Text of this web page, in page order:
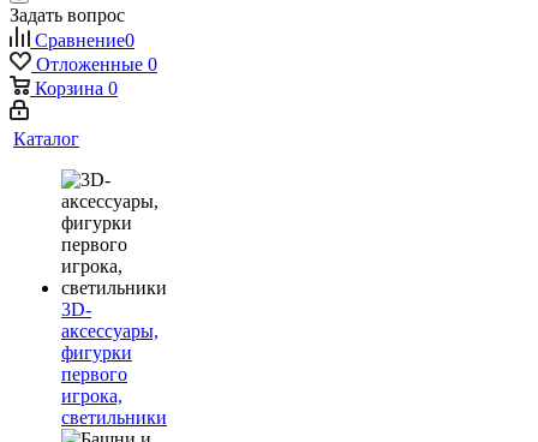
Задать вопрос
Сравнение0
Отложенные 0
Корзина 0
Каталог
3D-
аксессуары,
фигурки
первого
игрока,
светильники